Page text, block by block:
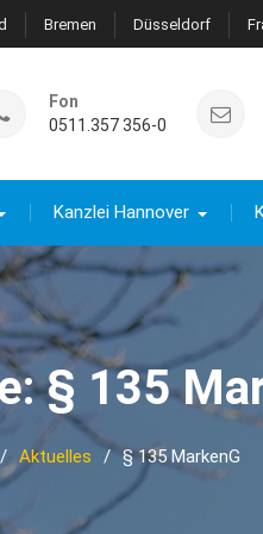
Bremen Düsseldorf
Fon
0511.357 356-0
Kanzlei Hannover
§ 135
Aktuelles § 135 MarkenG